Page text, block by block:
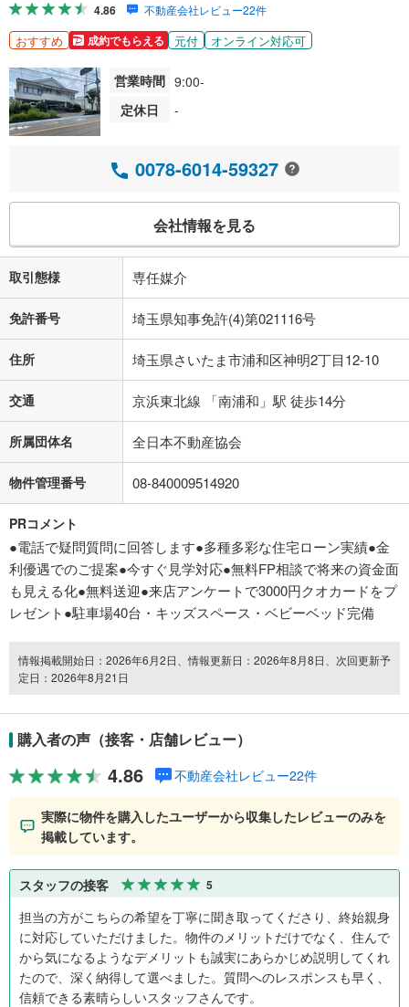
4.86 不動産会社レビュー22件
おすすめ 成約でもらえる 元付 オンライン対応可
営業時間 9:00-
定休日
-
0078-6014-59327
会社情報を見る
取引態様 専任媒介
免許番号 埼玉県知事免許(4)第021116号
住所 埼玉県さいたま市浦和区神明2丁目12-10
交通 京浜東北線 「南浦和」駅 徒歩14分
所属団体名 全日本不動産協会
物件管理番号 08-840009514920
PRコメント
●電話で疑問質問に回答します●多種多彩な住宅ローン実績●金
利優遇でのご提案●今すぐ見学対応●無料FP相談で将来の資金面
も見える化●無料送迎●来店アンケートで3000円クオカードをプ
レゼント●駐車場40台・キッズスペース・ベビーベッド完備
情報掲載開始日：2026年6月2日、情報更新日：2026年8月8日、次回更新予
定日：2026年8月21日
購入者の声（接客・店舗レビュー）
4.86 不動産会社レビュー22件
実際に物件を購入したユーザーから収集したレビューのみを
掲載しています。
スタッフの接客 5
担当の方がこちらの希望を丁寧に聞き取ってくださり、終始親身
に対応していただけました。物件のメリットだけでなく、住んで
から気になるようなデメリットも誠実にあらかじめ説明してくれ
たので、深く納得して選べました。質問へのレスポンスも早く、
信頼できる素晴らしいスタッフさんです。